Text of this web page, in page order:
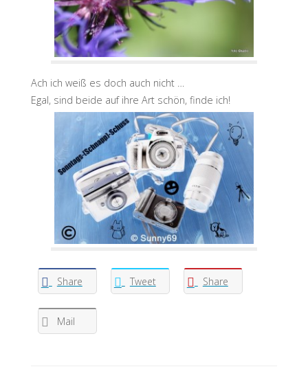
Ach ich weiß es doch auch nicht …
Egal, sind beide auf ihre Art schön, finde ich!
Share Tweet Share
Mail